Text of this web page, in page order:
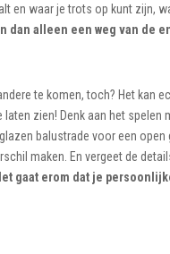
en waar je trots op kunt zijn,
dan alleen een weg van de
te komen, toch? Het kan
zien! Denk aan het spelen
balustrade voor een open
maken. En vergeet de
gaat erom dat je